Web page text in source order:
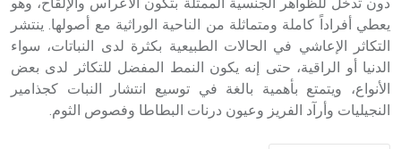
- هل تعلم أن أبجر Abgar اسم معروف جيداً يعود إلى عدد من
الملوك الذين حكموا مدينة إديسا (الرها) من أبجر الأول وحتى
التاسع، وهم ينتسبون إلى أسرة أوسروين
يعطي أفراداً كاملة ومتماثلة من الناحية الوراثية مع أصولها. ينتشر
التكاثر الإعاشي في الحالات الطبيعية بكثرة لدى النباتات، سواء
الدنيا أو الراقية، حتى إنه يكون النمط المفضل للتكاثر لدى بعض
الأنواع، ويتمتع بأهمية بالغة في توسيع انتشار النبات كجذامير
النجيليات وأرآد الفريز وعيون درنات البطاطا وفصوص الثوم.